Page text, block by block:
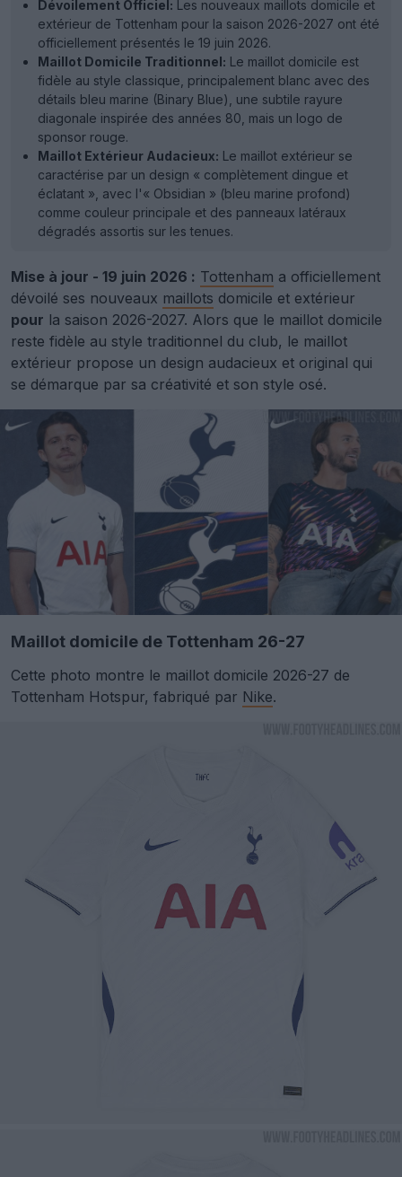
Dévoilement Officiel: Les nouveaux maillots domicile et
extérieur de Tottenham pour la saison 2026-2027 ont été
officiellement présentés le 19 juin 2026.
Maillot Domicile Traditionnel: Le maillot domicile est
fidèle au style classique, principalement blanc avec des
détails bleu marine (Binary Blue), une subtile rayure
diagonale inspirée des années 80, mais un logo de
sponsor rouge.
Maillot Extérieur Audacieux: Le maillot extérieur se
caractérise par un design « complètement dingue et
éclatant », avec l'« Obsidian » (bleu marine profond)
comme couleur principale et des panneaux latéraux
dégradés assortis sur les tenues.
Mise à jour - 19 juin 2026 : Tottenham a officiellement
dévoilé ses nouveaux maillots domicile et extérieur
pour la saison 2026-2027. Alors que le maillot domicile
reste fidèle au style traditionnel du club, le maillot
extérieur propose un design audacieux et original qui
se démarque par sa créativité et son style osé.
Maillot domicile de Tottenham 26-27
Cette photo montre le maillot domicile 2026-27 de
Tottenham Hotspur, fabriqué par Nike.